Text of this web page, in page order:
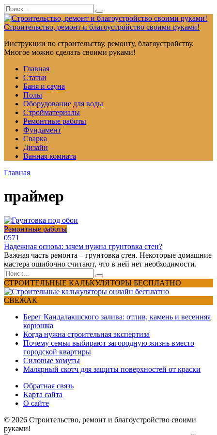
Перейти
к
контенту
Search
for:
Строительство, ремонт и благоустройство своими руками!
Инструкции по строительству, ремонту, благоустройству.
Многое можно сделать своими руками!
Главная
Статьи
Баня и сауна
Полы
Оборудование для воды
Стройматериалы
Ремонтные работы
Фундамент
Сварка
Дизайн
Ванная комната
Главная
праймер
Ремонтные работы
0571
Надежная основа: зачем нужна грунтовка стен?
Важная часть ремонта – грунтовка стен. Некоторые домашние
мастера ошибочно считают, что в ней нет необходимости.
Search
for:
СТРОИТЕЛЬНЫЕ КАЛЬКУЛЯТОРЫ БЕСПЛАТНО
СВЕЖАК
Берег Кандалакшского залива: отлив, камень и весенняя
корюшка
Когда нужна строительная экспертиза
Почему семьи выбирают загородную жизнь вместо
городской квартиры
Силовые хомуты
Малярный скотч для защиты поверхностей от краски
Обратная связь
Карта сайта
О сайте
© 2026 Строительство, ремонт и благоустройство своими
руками!